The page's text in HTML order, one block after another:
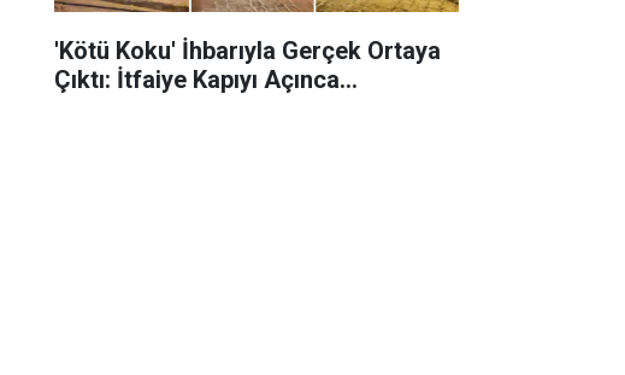
'Kötü Koku' İhbarıyla Gerçek Ortaya
Çıktı: İtfaiye Kapıyı Açınca...